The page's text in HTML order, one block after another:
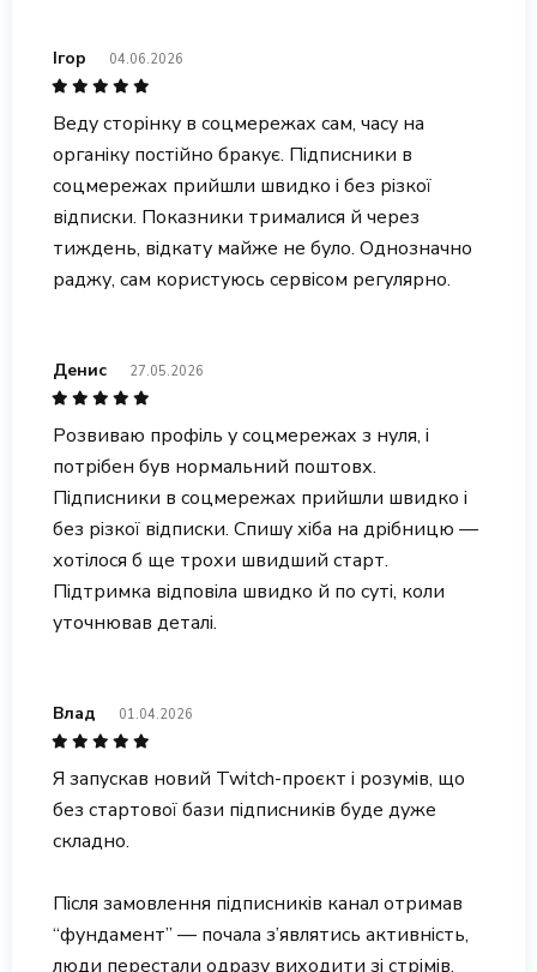
Ігор 04.06.2026
Веду сторінку в соцмережах сам, часу на
органіку постійно бракує. Підписники в
соцмережах прийшли швидко і без різкої
відписки. Показники трималися й через
тиждень, відкату майже не було. Однозначно
раджу, сам користуюсь сервісом регулярно.
Денис 27.05.2026
Розвиваю профіль у соцмережах з нуля, і
потрібен був нормальний поштовх.
Підписники в соцмережах прийшли швидко і
без різкої відписки. Спишу хіба на дрібницю —
хотілося б ще трохи швидший старт.
Підтримка відповіла швидко й по суті, коли
уточнював деталі.
Влад 01.04.2026
Я запускав новий Twitch-проєкт і розумів, що
без стартової бази підписників буде дуже
складно.
Після замовлення підписників канал отримав
“фундамент” — почала з’являтись активність,
люди перестали одразу виходити зі стрімів.